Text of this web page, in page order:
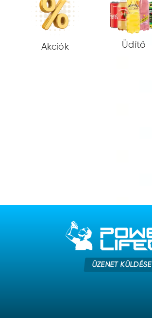
Akciók Üdítő
ÜZENET KÜLDÉSE